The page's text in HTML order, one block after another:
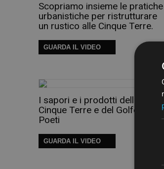
Scopriamo insieme le pratiche
urbanistiche per ristrutturare
un rustico alle Cinque Terre.
GUARDA IL VIDEO
I sapori e i prodotti delle
Cinque Terre e del Golfo dei
Poeti
GUARDA IL VIDEO